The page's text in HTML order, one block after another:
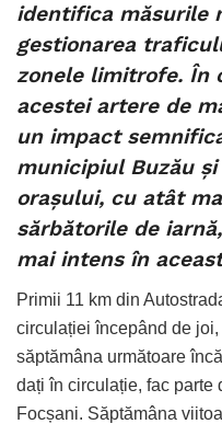
identifica măsurile
gestionarea
zonele limitrofe. În
acestei artere de
un impact
municipiul Buzău
orașului, cu atât
sărbătorile de
mai intens în
Primii 11 km din
circulației începând de
săptămâna următoare
dați în circulație, fac
Focșani. Săptămâna